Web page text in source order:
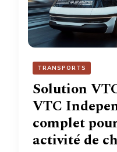
TRANSPORTS
Solution
VTC
complet
activité de